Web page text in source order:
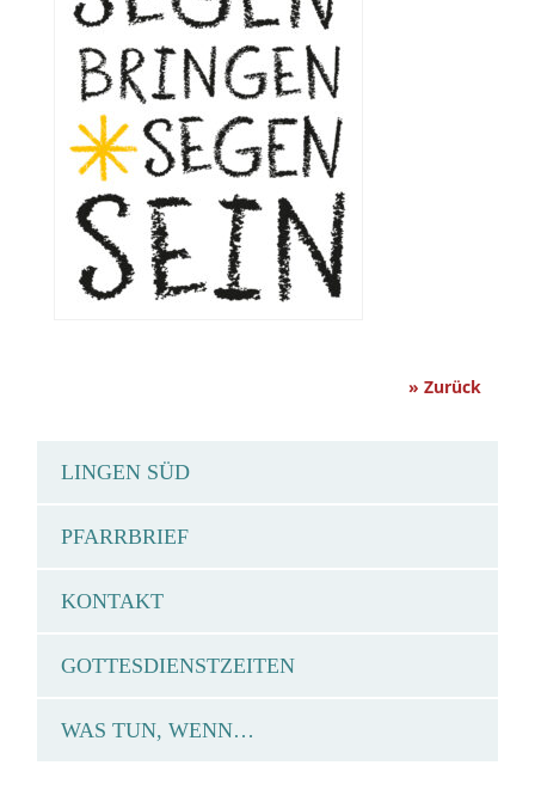
» Zurück
LINGEN SÜD
PFARRBRIEF
KONTAKT
GOTTESDIENSTZEITEN
WAS TUN, WENN…